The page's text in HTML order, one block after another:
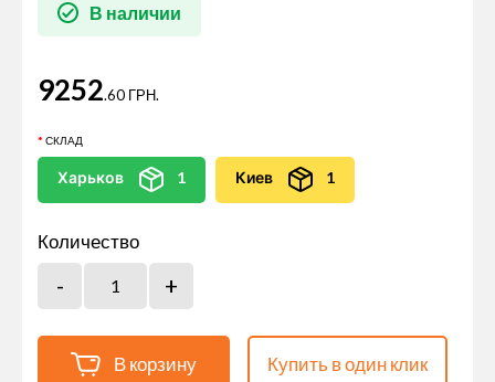
В наличии
9252.60 ГРН.
СКЛАД
Харьков 1 Киев 1
Количество
В корзину Купить в один клик